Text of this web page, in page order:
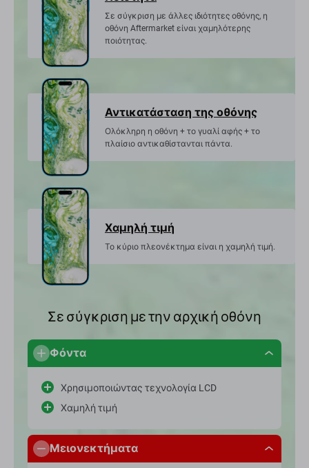
Σε σύγκριση με άλλες ιδιότητες οθόνης, η
οθόνη Aftermarket είναι χαμηλότερης
ποιότητας.
Αντικατάσταση της οθόνης
Ολόκληρη η οθόνη + το γυαλί αφής + το
πλαίσιο αντικαθίστανται πάντα.
Χαμηλή τιμή
Το κύριο πλεονέκτημα είναι η χαμηλή τιμή.
Σε σύγκριση με την αρχική οθόνη
Φόντα
Χρησιμοποιώντας τεχνολογία LCD
Χαμηλή τιμή
Μειονεκτήματα